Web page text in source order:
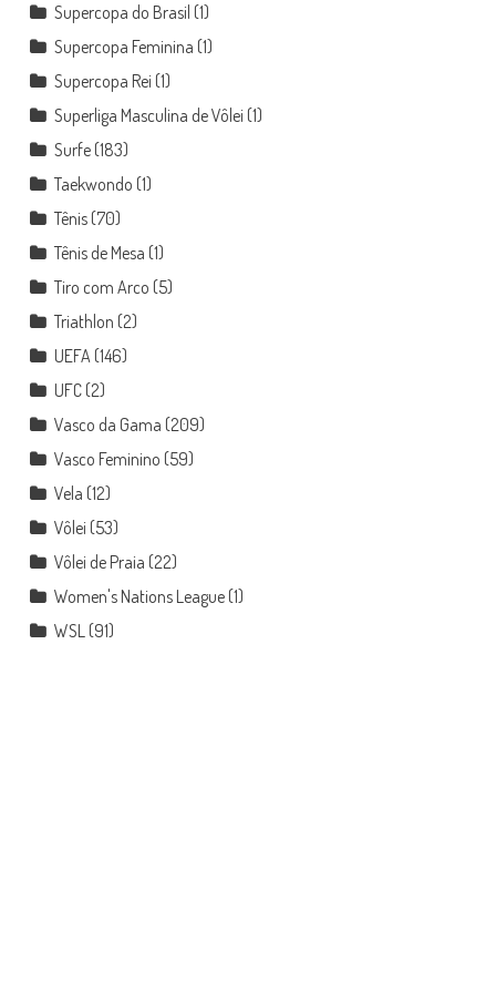
Supercopa do Brasil (1)
Supercopa Feminina (1)
Supercopa Rei (1)
Superliga Masculina de Vôlei (1)
Surfe(183)
Taekwondo (1)
Tênis(70)
Tênis de Mesa (1)
Tiro com Arco (5)
Triathlon (2)
UEFA(146)
UFC(2)
Vasco da Gama (209)
Vasco Feminino (59)
Vela (12)
Vôlei (53)
Vôlei de Praia (22)
Women's Nations League(1)
WSL(91)